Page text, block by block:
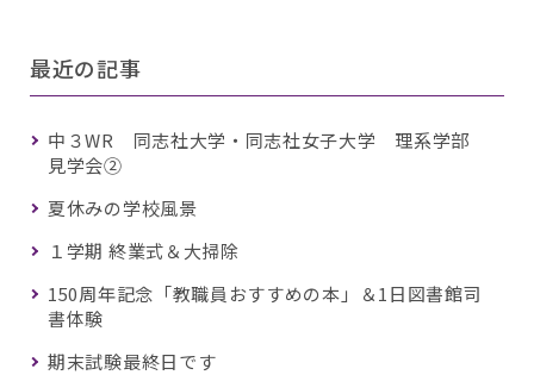
最近の記事
中３WR 同志社大学・同志社女子大学 理系学部
見学会②
夏休みの学校風景
１学期 終業式＆大掃除
150周年記念「教職員おすすめの本」＆1日図書館司
書体験
期末試験最終日です